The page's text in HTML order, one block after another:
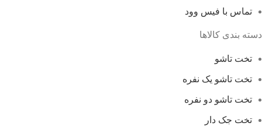
تماس با فیس وود
دسته بندی کالاها
تخت تاشو
تخت تاشو یک نفره
تخت تاشو دو نفره
تخت جک دار